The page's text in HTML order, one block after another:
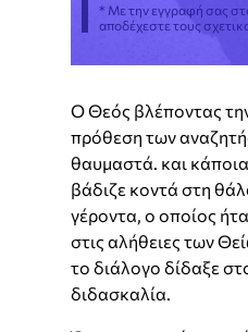
* Με την εγγραφή σας
αποδέχεστε τους
Ο Θεός βλέποντας την
πρόθεση των
θαυμαστά. και
βάδιζε κοντά στη
γέροντα, ο οποίος
στις αλήθειες των
το διάλογο δίδαξε
διδασκαλία.